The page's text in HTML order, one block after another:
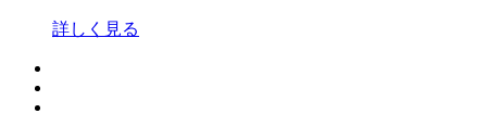
詳しく見る